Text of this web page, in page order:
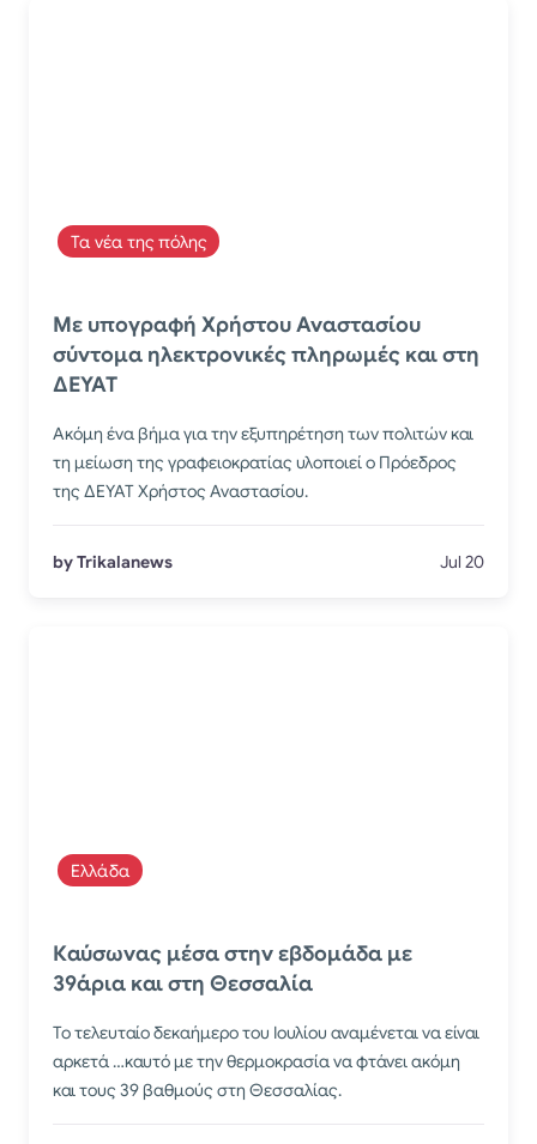
Τα νέα της πόλης
Με υπογραφή Χρήστου Αναστασίου
σύντομα ηλεκτρονικές πληρωμές και στη
ΔΕΥΑΤ
Ακόμη ένα βήμα για την εξυπηρέτηση των πολιτών και
τη μείωση της γραφειοκρατίας υλοποιεί ο Πρόεδρος
της ΔΕΥΑΤ Χρήστος Αναστασίου.
by Trikalanews Jul 20
Ελλάδα
Καύσωνας μέσα στην εβδομάδα με
39άρια και στη Θεσσαλία
Το τελευταίο δεκαήμερο του Ιουλίου αναμένεται να είναι
αρκετά …καυτό με την θερμοκρασία να φτάνει ακόμη
και τους 39 βαθμούς στη Θεσσαλίας.